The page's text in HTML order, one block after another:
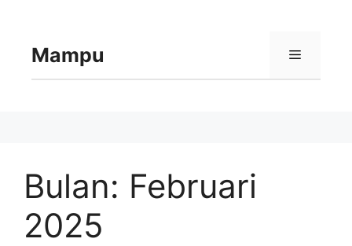
Mampu Menu
Bulan: Februari
2025